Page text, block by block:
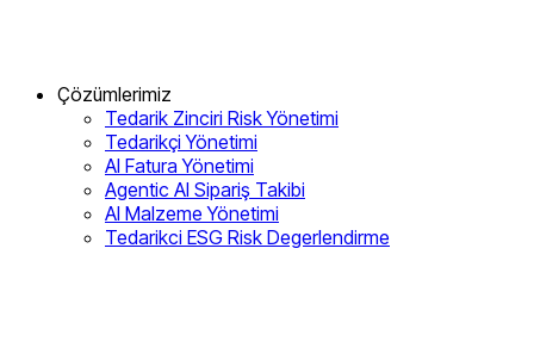
Çözümlerimiz
Tedarik Zinciri Risk Yönetimi
Tedarikçi Yönetimi
AI Fatura Yönetimi
Agentic AI Sipariş Takibi
AI Malzeme Yönetimi
Tedarikci ESG Risk Degerlendirme